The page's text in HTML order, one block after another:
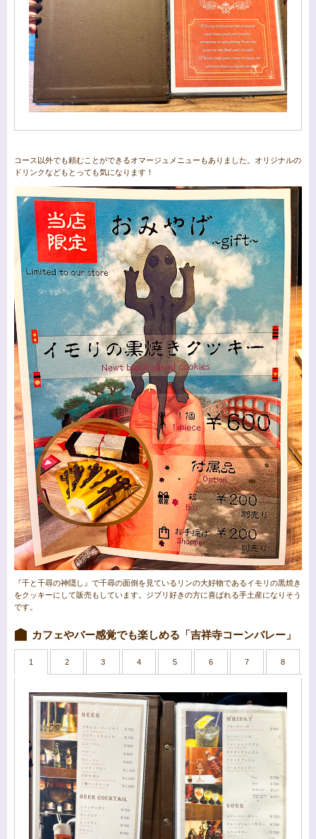
コース以外でも頼むことができるオマージュメニューもありました。オリジナルの
ドリンクなどもとっても気になります！
『千と千尋の神隠し』で千尋の面倒を見ているリンの大好物であるイモリの黒焼き
をクッキーにして販売もしています。ジブリ好きの方に喜ばれる手土産になりそう
です。
カフェやバー感覚でも楽しめる「吉祥寺コーンバレー」
1 2 3 4 5 6 7 8